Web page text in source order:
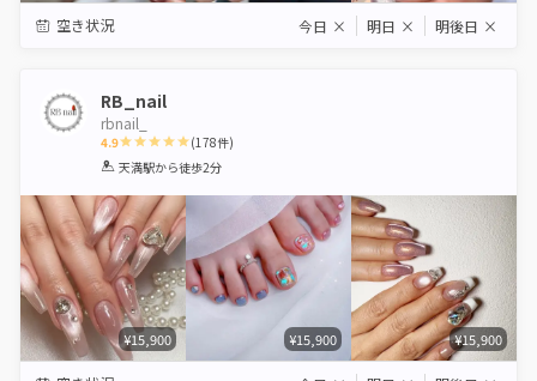
空き状況 今日 × 明日 × 明後日 ×
RB_nail
rbnail_
4.9
1 2 3 4 5
(178件)
天満駅から徒歩2分
¥15,900 ¥15,900 ¥15,900